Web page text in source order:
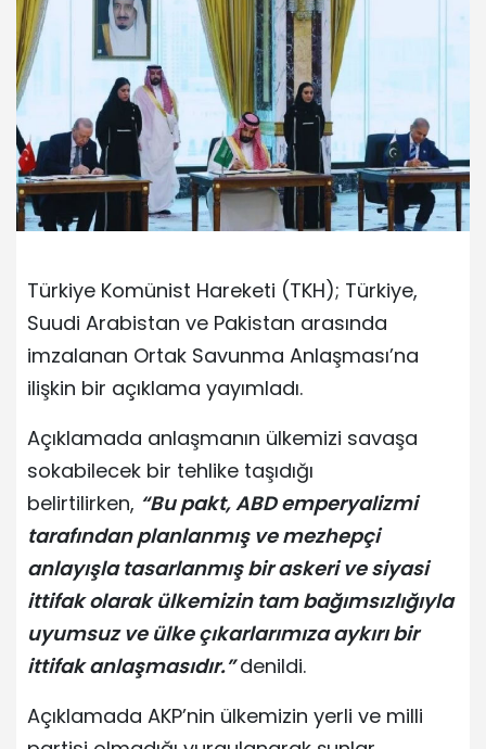
Türkiye Komünist Hareketi (TKH); Türkiye,
Suudi Arabistan ve Pakistan arasında
imzalanan Ortak Savunma Anlaşması’na
ilişkin bir açıklama yayımladı.
Açıklamada anlaşmanın ülkemizi savaşa
sokabilecek bir tehlike taşıdığı
belirtilirken, “Bu pakt, ABD emperyalizmi
tarafından planlanmış ve mezhepçi
anlayışla tasarlanmış bir askeri ve siyasi
ittifak olarak ülkemizin tam bağımsızlığıyla
uyumsuz ve ülke çıkarlarımıza aykırı bir
ittifak anlaşmasıdır.” denildi.
Açıklamada AKP’nin ülkemizin yerli ve milli